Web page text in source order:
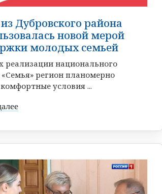
Дубровского района
новой мерой
молодых семьей
реализации национального
регион планомерно
условия ...